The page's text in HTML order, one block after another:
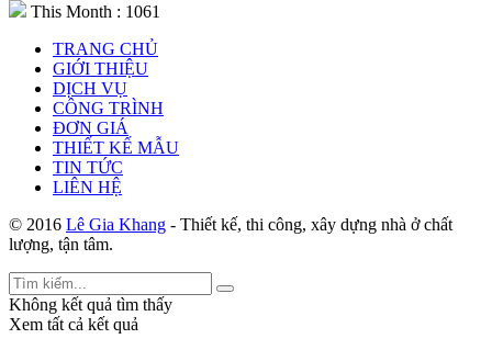
This Month : 1061
TRANG CHỦ
GIỚI THIỆU
DỊCH VỤ
CÔNG TRÌNH
ĐƠN GIÁ
THIẾT KẾ MẪU
TIN TỨC
LIÊN HỆ
© 2016 Lê Gia Khang - Thiết kế, thi công, xây dựng nhà ở chất
lượng, tận tâm.
Không kết quả tìm thấy
Xem tất cả kết quả